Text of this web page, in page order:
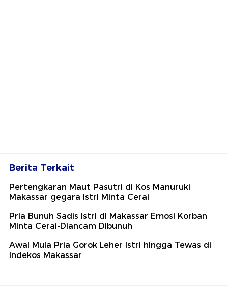
Berita Terkait
Pertengkaran Maut Pasutri di Kos Manuruki
Makassar gegara Istri Minta Cerai
Pria Bunuh Sadis Istri di Makassar Emosi Korban
Minta Cerai-Diancam Dibunuh
Awal Mula Pria Gorok Leher Istri hingga Tewas di
Indekos Makassar